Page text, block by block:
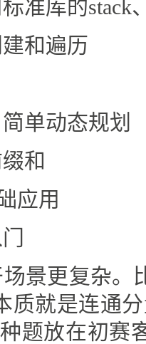
准库的stack
和遍历
单动态规划
和
应用
景更复杂。
质就是连通
题放在初赛